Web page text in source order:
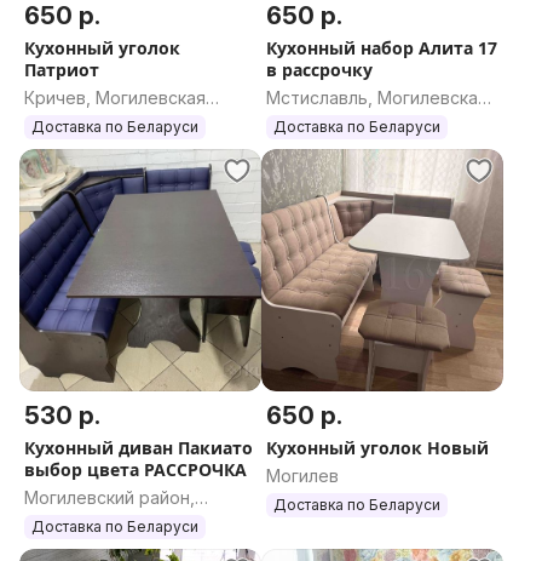
650 р.
Кухонный уголок
Патриот
Кричев, Могилевская
область
Доставка по Беларуси
650 р.
Кухонный набор Алита 17
в рассрочку
Мстиславль, Могилевская
область
Доставка по Беларуси
530 р.
Кухонный диван Пакиато
выбор цвета РАССРОЧКА
Могилевский район,
Могилевская область
Доставка по Беларуси
650 р.
Кухонный уголок Новый
Могилев
Доставка по Беларуси